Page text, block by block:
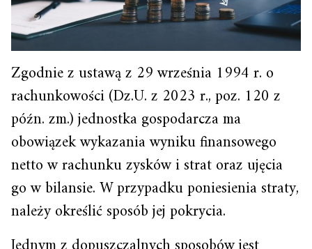
Zgodnie z ustawą z 29 września 1994 r. o
rachunkowości (Dz.U. z 2023 r., poz. 120 z
późn. zm.) jednostka gospodarcza ma
obowiązek wykazania wyniku finansowego
netto w rachunku zysków i strat oraz ujęcia
go w bilansie. W przypadku poniesienia straty,
należy określić sposób jej pokrycia.